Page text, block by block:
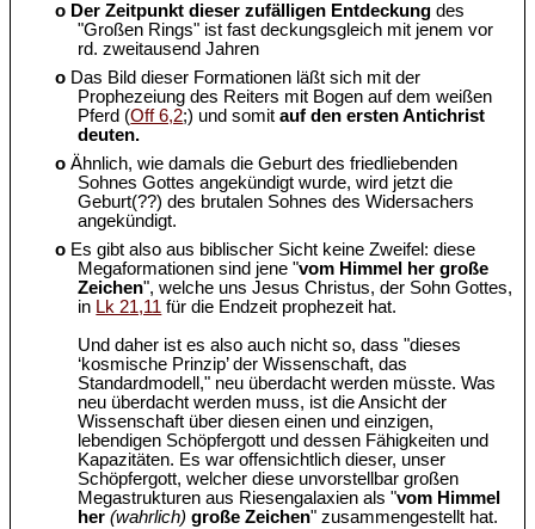
o Der Zeitpunkt dieser zufälligen Entdeckung des
"Großen Rings" ist fast deckungsgleich mit jenem vor
rd. zweitausend Jahren
o Das Bild dieser Formationen läßt sich mit der
Prophezeiung des Reiters mit Bogen auf dem weißen
Pferd (Off 6,2;) und somitauf den ersten Antichrist
deuten.
o Ähnlich, wie damals die Geburt des friedliebenden
Sohnes Gottes angekündigt wurde, wird jetzt die
Geburt(??) des brutalen Sohnes des Widersachers
angekündigt.
o Es gibt also aus biblischer Sicht keine Zweifel: diese
Megaformationen sind jene "vom Himmel her große
Zeichen", welche uns Jesus Christus, der Sohn Gottes,
in Lk 21,11 für die Endzeit prophezeit hat.
Und daher ist es also auch nicht so, dass "dieses
‘kosmische Prinzip’ der Wissenschaft, das
Standardmodell," neu überdacht werden müsste. Was
neu überdacht werden muss, ist die Ansicht der
Wissenschaft über diesen einen und einzigen,
lebendigen Schöpfergott und dessen Fähigkeiten und
Kapazitäten. Es war offensichtlich dieser, unser
Schöpfergott, welcher diese unvorstellbar großen
Megastrukturen aus Riesengalaxien als "vom Himmel
her(wahrlich) große Zeichen" zusammengestellt hat.